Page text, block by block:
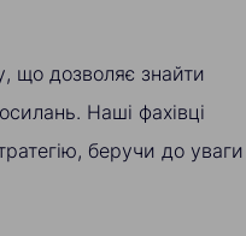
що дозволяє знайти
Наші фахівці
беручи до уваги